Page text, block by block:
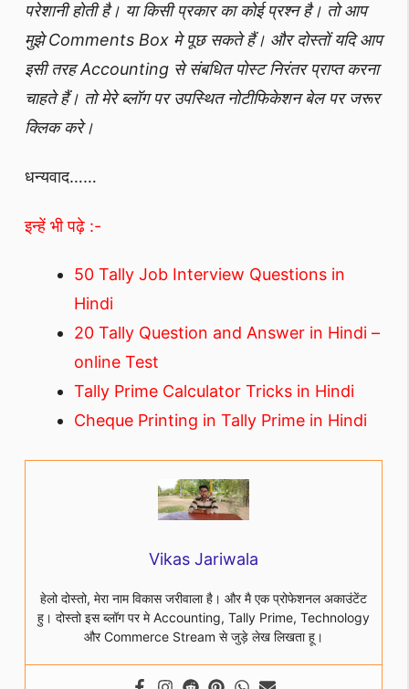
परेशानी होती है। या किसी प्रकार का कोई प्रश्न है। तो आप
मुझे Comments Box मे पूछ सकते हैं। और दोस्तों यदि आप
इसी तरह Accounting से संबधित पोस्ट निरंतर प्राप्त करना
चाहते हैं। तो मेरे ब्लॉग पर उपस्थित नोटीफिकेशन बेल पर जरूर
क्लिक करे।
धन्यवाद……
इन्हें भी पढ़े :-
50 Tally Job Interview Questions in
Hindi
20 Tally Question and Answer in Hindi –
online Test
Tally Prime Calculator Tricks in Hindi
Cheque Printing in Tally Prime in Hindi
Vikas Jariwala
हेलो दोस्तो, मेरा नाम विकास जरीवाला है। और मै एक प्रोफेशनल अकाउंटेंट
हु। दोस्तो इस ब्लॉग पर मे Accounting, Tally Prime, Technology
और Commerce Stream से जुड़े लेख लिखता हू।